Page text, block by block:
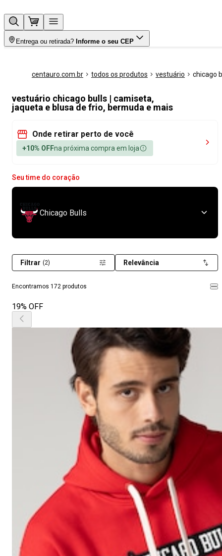
Entrega ou retirada? Informe o seu CEP
centauro.com.br todos os produtos vestuário chicago
vestuário chicago bulls | camiseta,
jaqueta e blusa de frio, bermuda e mais
Onde retirar perto de você
+10% OFFna próxima compra em loja
Seu time do coração
Chicago Bulls
Encontramos 172 produtos
Filtrar (2) Relevância
19% OFF